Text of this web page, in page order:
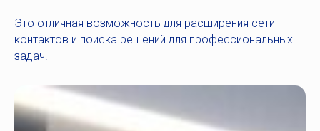
Это отличная возможность для расширения сети
контактов и поиска решений для профессиональных
задач.